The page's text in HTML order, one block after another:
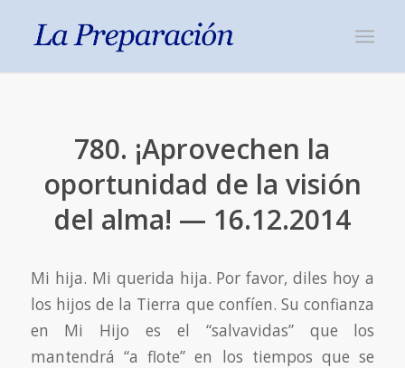
780. ¡Aprovechen la
oportunidad de la visión
del alma! — 16.12.2014
Mi hija. Mi querida hija. Por favor, diles hoy a
los hijos de la Tierra que confíen. Su confianza
en Mi Hijo es el “salvavidas” que los
mantendrá “a flote” en los tiempos que se